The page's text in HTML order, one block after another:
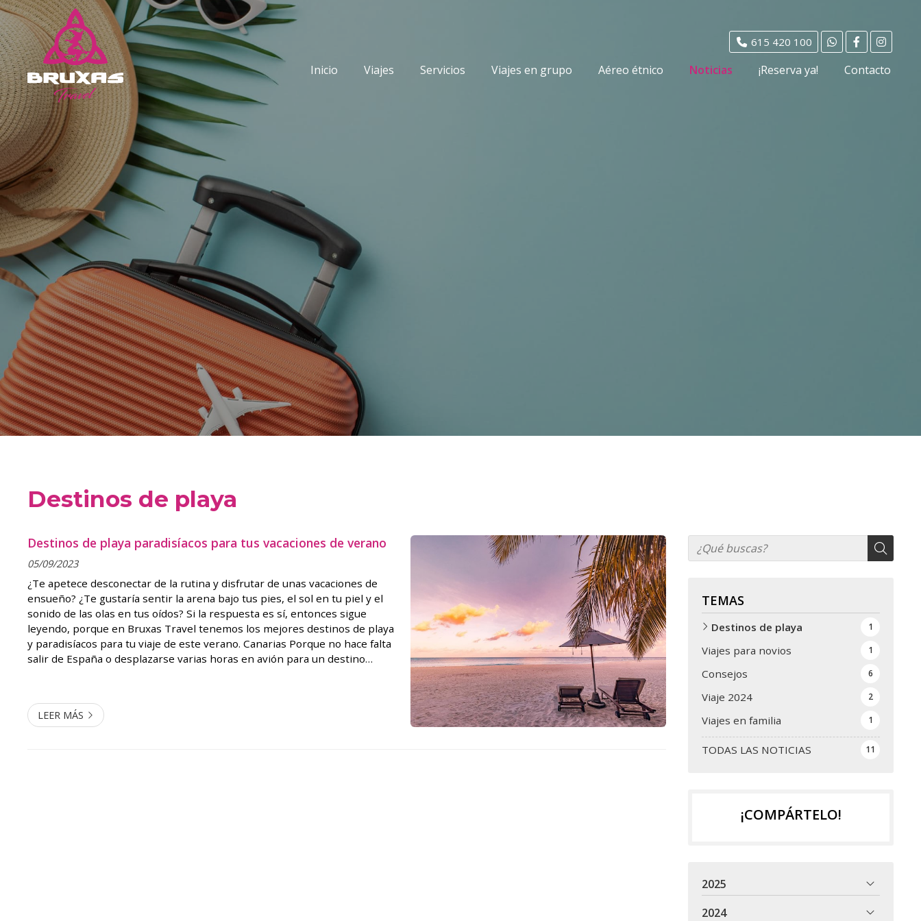
615 420 100
Inicio Viajes Servicios Viajes en grupo Aéreo étnico Noticias ¡Reserva ya! Contacto
Destinos de playa
TEMAS
TODAS LAS NOTICIAS 11
Destinos de playa 1
Viajes para novios 1
Consejos 6
Viaje 2024 2
Viajes en familia 1
Destinos de playa paradisíacos para tus vacaciones de verano
05/09/2023
¿Te apetece desconectar de la rutina y disfrutar de unas vacaciones de
ensueño? ¿Te gustaría sentir la arena bajo tus pies, el sol en tu piel y el
sonido de las olas en tus oídos? Si la respuesta es sí, entonces sigue
leyendo, porque en Bruxas Travel tenemos los mejores destinos de playa
y paradisíacos para tu viaje de este verano. Canarias Porque no hace falta
salir de España o desplazarse varias horas en avión para un destino
LEER MÁS
¡COMPÁRTELO!
2025
2024